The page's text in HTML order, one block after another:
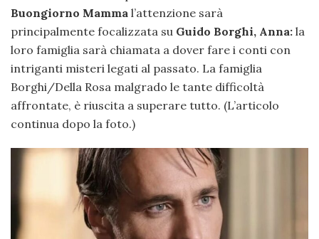
Buongiorno Mamma l’attenzione sarà
principalmente focalizzata su Guido Borghi, Anna: la
loro famiglia sarà chiamata a dover fare i conti con
intriganti misteri legati al passato. La famiglia
Borghi/Della Rosa malgrado le tante difficoltà
affrontate, è riuscita a superare tutto. (L’articolo
continua dopo la foto.)